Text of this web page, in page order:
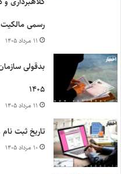
رسمی
۱۱ مرداد ۱۴۰۵
بدقولی
۱۴۰۵
۱۱ مرداد ۱۴۰۵
تاریخ ثبت نام و
۱۰ مرداد ۱۴۰۵